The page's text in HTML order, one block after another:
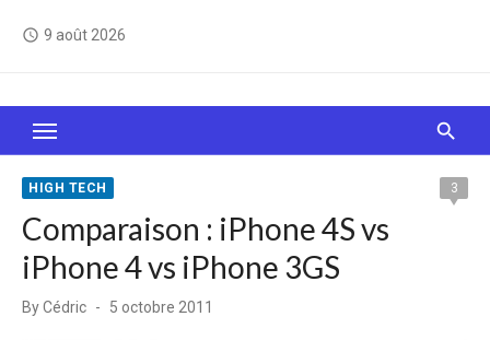
access_time 9 août 2026
Le Web, c'est comme une boîte de chocolats… On
sait jamais sur quoi on va tomber !
HIGH TECH 3
Comparaison : iPhone 4S vs
iPhone 4 vs iPhone 3GS
ByCédric
Posted
5 octobre 2011